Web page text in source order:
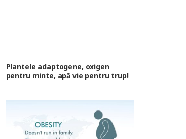
Plantele adaptogene, oxigen
pentru minte, apă vie pentru trup!